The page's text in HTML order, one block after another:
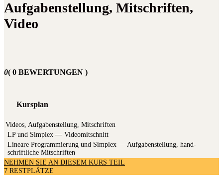
Aufgabenstellung, Mitschriften,
Video
0( 0 BEWERTUNGEN )
Kursplan
Videos, Aufgabenstellung, Mitschriften
LP und Sim­plex — Videomitschnitt
Linea­re Pro­gram­mie­rung und Sim­plex — Auf­ga­ben­stel­lung, hand­
schrift­li­che Mitschriften
NEHMEN SIE AN DIESEM KURS TEIL
7 RESTPLÄTZE